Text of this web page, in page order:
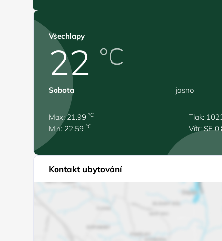
Všechlapy
22 °C
Sobota jasno
Max: 21.99°C
Min: 22.59°C
Tlak:
Vítr: SE
Kontakt ubytování